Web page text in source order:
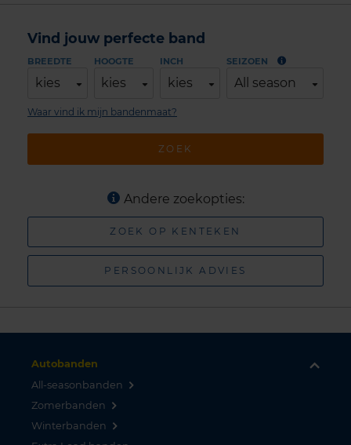
Vind jouw perfecte band
BREEDTE
kies
HOOGTE
kies
INCH
kies
SEIZOEN
All season
ZOEK
Waar vind ik mijn bandenmaat?
Andere zoekopties:
ZOEK OP KENTEKEN
PERSOONLIJK ADVIES
Autobanden
All-seasonbanden
Zomerbanden
Winterbanden